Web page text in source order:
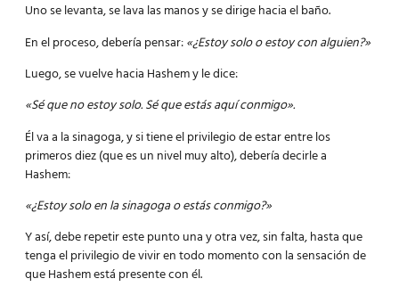
Uno se levanta, se lava las manos y se dirige hacia el baño.
En el proceso, debería pensar:«¿Estoy solo o estoy con alguien?»
Luego, se vuelve hacia Hashem y le dice:
«Sé que no estoy solo. Sé que estás aquí conmigo».
Él va a la sinagoga, y si tiene el privilegio de estar entre los
primeros diez (que es un nivel muy alto), debería decirle a
Hashem:
«¿Estoy solo en la sinagoga o estás conmigo?»
Y así, debe repetir este punto una y otra vez, sin falta, hasta que
tenga el privilegio de vivir en todo momento con la sensación de
que Hashem está presente con él.